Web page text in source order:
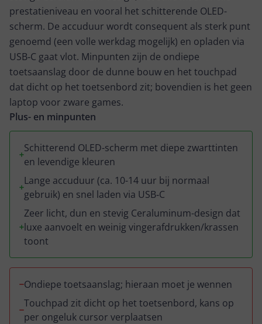
no-time is de accu weer vol met de bijgeleverde
oplader met USB-C aansluiting! Wat ook erg fijn is, is
dat je zonder problemen kunt schakelen tussen
verschillende pagina's en programma's. De Asus
Zenbook is een echte aanrader voor een ieder die een
laptop zoekt die makkelijk mee te nemen is naar
verschillende locaties!
prestatieniveau en vooral het schitterende OLED-
scherm. De accuduur wordt consequent als sterk punt
genoemd (een volle werkdag mogelijk) en opladen via
USB‑C gaat vlot. Minpunten zijn de ondiepe
toetsaanslag door de dunne bouw en het touchpad
dat dicht op het toetsenbord zit; bovendien is het geen
laptop voor zware games.
Plus- en minpunten
Schitterend OLED-scherm met diepe zwarttinten
en levendige kleuren
Lange accuduur (ca. 10-14 uur bij normaal
gebruik) en snel laden via USB‑C
Zeer licht, dun en stevig Ceraluminum-design dat
luxe aanvoelt en weinig vingerafdrukken/krassen
toont
Ondiepe toetsaanslag; hieraan moet je wennen
Touchpad zit dicht op het toetsenbord, kans op
per ongeluk cursor verplaatsen